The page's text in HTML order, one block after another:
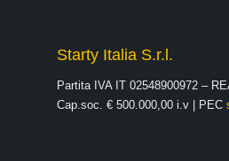
Starty Italia S.r.l.
Partita IVA IT 02548900972 –
Cap.soc. € 500.000,00 i.v | PEC